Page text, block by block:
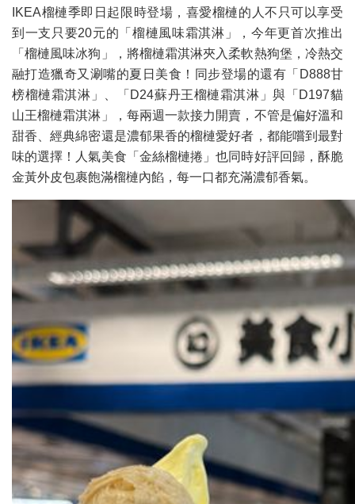
IKEA榴槤季即日起限時登場，喜愛榴槤的人不只可以享受
到一支只要20元的「榴槤風味霜淇淋」，今年更首次推出
「榴槤風味冰狗」，將榴槤霜淇淋夾入柔軟熱狗堡，冷熱交
融打造獵奇又涮嘴的夏日美食！同步登場的還有「D888甘
榜榴槤霜淇淋」、「D24蘇丹王榴槤霜淇淋」與「D197貓
山王榴槤霜淇淋」，每兩週一款接力開賣，不管是偏好溫和
甜香、經典綿密還是濃郁果香的榴槤愛好者，都能嚐到最對
味的選擇！人氣美食「金絲榴槤捲」也同時好評回歸，酥脆
金黃外皮包裹飽滿榴槤內餡，每一口都充滿濃郁香氣。